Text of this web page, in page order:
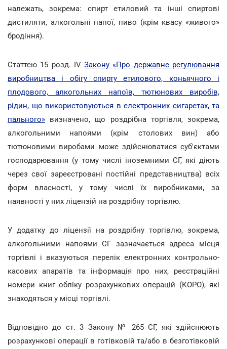
належать, зокрема: спирт етиловий та інші спиртові
дистиляти, алкогольні напої, пиво (крім квасу «живого»
бродіння).
Статтею 15 розд. IVЗакону «Про державне регулювання
виробництва і обігу спирту етилового, коньячного і
плодового, алкогольних напоїв, тютюнових виробів,
рідин, що використовуються в електронних сигаретах, та
пального» визначено, що роздрібна торгівля, зокрема,
алкогольними напоями (крім столових вин) або
тютюновими виробами може здійснюватися суб'єктами
господарювання (у тому числі іноземними СГ, які діють
через свої зареєстровані постійні представництва) всіх
форм власності, у тому числі їх виробниками, за
наявності у них ліцензій на роздрібну торгівлю.
У додатку до ліцензії на роздрібну торгівлю, зокрема,
алкогольними напоями СГ зазначається адреса місця
торгівлі і вказуються перелік електронних контрольно-
касових апаратів та інформація про них, реєстраційні
номери книг обліку розрахункових операцій (КОРО), які
знаходяться у місці торгівлі.
Відповідно до ст. 3 Закону № 265 СГ, які здійснюють
розрахункові операції в готівковій та/або в безготівковій